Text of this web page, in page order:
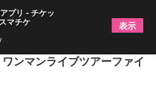
年5月から史上最大規模
ンマンライブツアーファイ
プリ - チケッ
マチケ 表示